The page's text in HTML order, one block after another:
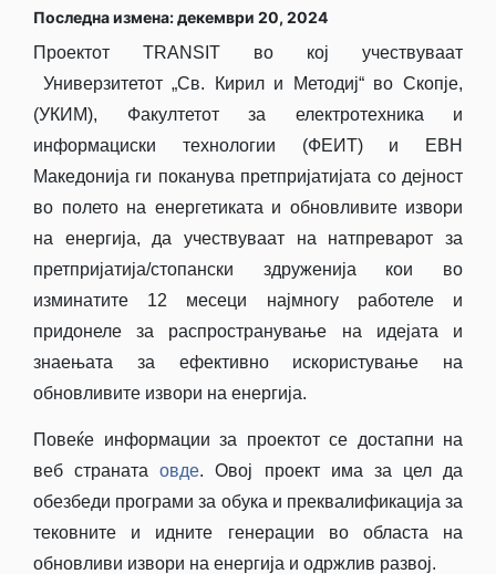
Последна измена: декември 20, 2024
Проектот TRANSIT во кој учествуваат
Универзитетот „Св. Кирил и Методиј“ во Скопје,
(УКИМ), Факултетот за електротехника и
информациски технологии (ФЕИТ) и ЕВН
Македонија ги поканува претпријатијата со дејност
во полето на енергетиката и обновливите извори
на енергија, да учествуваат на натпреварот за
претпријатија/стопански здруженија кои во
изминатите 12 месеци најмногу работеле и
придонеле за распространување на идејата и
знаењата за ефективно искористување на
обновливите извори на енергија.
Повеќе информации за проектот се достапни на
веб странатаовде. Овој проект има за цел да
обезбеди програми за обука и преквалификација за
тековните и идните генерации во областа на
обновливи извори на енергија и одржлив развој.